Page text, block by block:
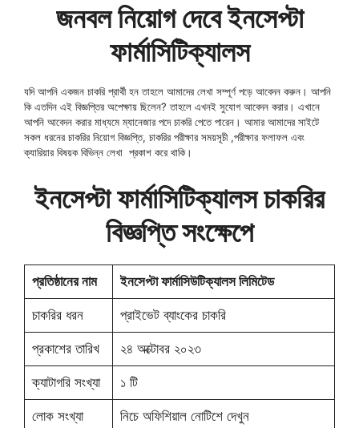
জনবল নিয়োগ দেবে ইনসেপ্টা
ফার্মাসিটিক্যালস
যদি আপনি একজন চাকরি প্রার্থী হন তাহলে আমাদের লেখা সম্পূর্ণ পড়ে আবেদন করুন। আপনি
কি এতদিন এই বিজ্ঞপ্তির অপেক্ষায় ছিলেন? তাহলে এখনই সুযোগ আবেদন করার। এখানে
আপনি আবেদন করার মাধ্যমে ম্যানেজার পদে চাকরি পেতে পারেন। আমার আমাদের সাইটে
সকল ধরনের চাকরির নিয়োগ বিজ্ঞপ্তি, চাকরির পরীক্ষার সময়সূচী ,পরীক্ষার ফলাফল এবং
ক্যারিয়ার বিষয়ক বিভিন্ন লেখা প্রকাশ করে থাকি।
ইনসেপ্টা ফার্মাসিটিক্যালস চাকরির
বিজ্ঞপ্তি সংক্ষেপে
প্রতিষ্ঠানের নাম ইনসেপ্টা ফার্মাসিউটিক্যালস লিমিটেড
চাকরির ধরন প্রাইভেট ব্যাংকের চাকরি
প্রকাশের তারিখ ২৪ অক্টোবর ২০২৩
ক্যাটাগরি সংখ্যা ১ টি
লোক সংখ্যা নিচে অফিশিয়াল নোটিশে দেখুন